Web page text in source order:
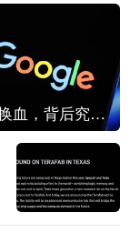
谷歌AI大换血，背后究竟发生了什么？